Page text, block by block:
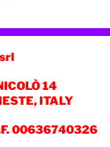
14
ITALY
00636740326